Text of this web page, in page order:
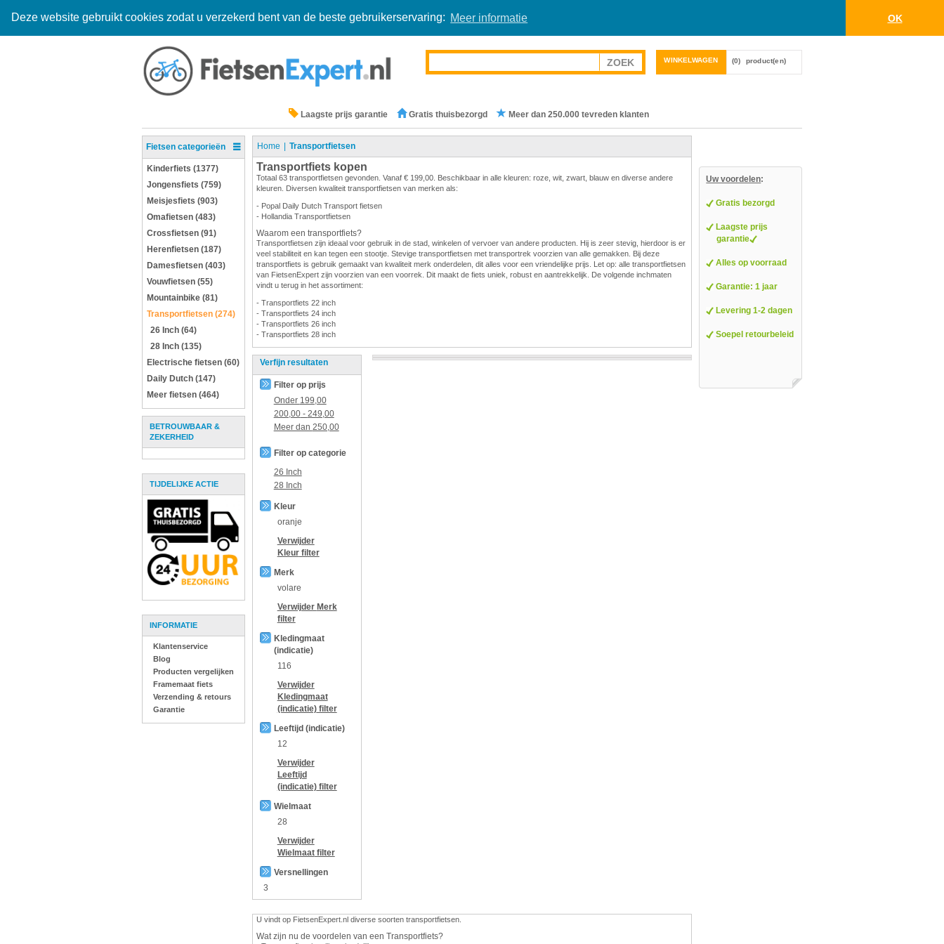
Deze website gebruikt cookies zodat u verzekerd bent van de beste gebruikerservaring: Meer informatie OK
WINKELWAGEN (0) product(en)
Laagste prijs garantie Gratis thuisbezorgd Meer dan 250.000 tevreden klanten
Fietsen categorieën
Kinderfiets (1377)
Jongensfiets (759)
Meisjesfiets (903)
Omafietsen (483)
Crossfietsen (91)
Herenfietsen (187)
Damesfietsen (403)
Vouwfietsen (55)
Mountainbike (81)
Transportfietsen (274)
26 Inch (64)
28 Inch (135)
Electrische fietsen (60)
Daily Dutch (147)
Meer fietsen (464)
BETROUWBAAR &
ZEKERHEID
TIJDELIJKE ACTIE
INFORMATIE
Klantenservice
Blog
Producten vergelijken
Framemaat fiets
Verzending & retours
Garantie
Home Transportfietsen
Transportfiets kopen
Totaal 63 transportfietsen gevonden. Vanaf € 199,00. Beschikbaar in alle kleuren: roze, wit, zwart, blauw en diverse andere
kleuren. Diversen kwaliteit transportfietsen van merken als:
- Popal Daily Dutch Transport fietsen
- Hollandia Transportfietsen
Waarom een transportfiets?
Transportfietsen zijn ideaal voor gebruik in de stad, winkelen of vervoer van andere producten. Hij is zeer stevig, hierdoor is er
veel stabiliteit en kan tegen een stootje. Stevige transportfietsen met transportrek voorzien van alle gemakken. Bij deze
transportfiets is gebruik gemaakt van kwaliteit merk onderdelen, dit alles voor een vriendelijke prijs. Let op: alle transportfietsen
van FietsenExpert zijn voorzien van een voorrek. Dit maakt de fiets uniek, robust en aantrekkelijk. De volgende inchmaten
vindt u terug in het assortiment:
- Transportfiets 22 inch
- Transportfiets 24 inch
- Transportfiets 26 inch
- Transportfiets 28 inch
Verfijn resultaten
Filter op prijs
Onder 199,00
200,00- 249,00
Meer dan 250,00
Filter op categorie
26 Inch
28 Inch
Kleur
oranje
Verwijder
Kleurfilter
Merk
volare
Verwijder Merk
filter
Kledingmaat
(indicatie)
116
Verwijder
Kledingmaat
(indicatie)filter
Leeftijd (indicatie)
12
Verwijder
Leeftijd
(indicatie)filter
Wielmaat
28
Verwijder
Wielmaatfilter
Versnellingen
3
U vindt op FietsenExpert.nl diverse soorten transportfietsen.
Wat zijn nu de voordelen van een Transportfiets?
Uw voordelen:
Gratis bezorgd
Laagste prijs
garantie
Alles op voorraad
Garantie: 1 jaar
Levering 1-2 dagen
Soepel retourbeleid